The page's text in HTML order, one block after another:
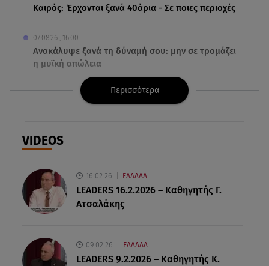
Καιρός: Έρχονται ξανά 40άρια - Σε ποιες περιοχές
07.08.26 , 16:00
Ανακάλυψε ξανά τη δύναμή σου: μην σε τρομάζει
η μυϊκή απώλεια
07.08.26 , 15:24
Ιωάννα Τούνη - Δημήτρης Σπυριδωνίδης: Η
throwback φωτογραφία από την Ίμπιζα
07.08.26 , 15:21
καινοτομίας και επιτυχίας
07.08.26 , 15:09
07.08.26 , 14:49
Περισσότερα
VIDEOS
16.02.26 ΕΛΛΑΔΑ
LEADERS 16.2.2026 – Καθηγητής Γ.
Ατσαλάκης
09.02.26 ΕΛΛΑΔΑ
LEADERS 9.2.2026 – Καθηγητής Κ.